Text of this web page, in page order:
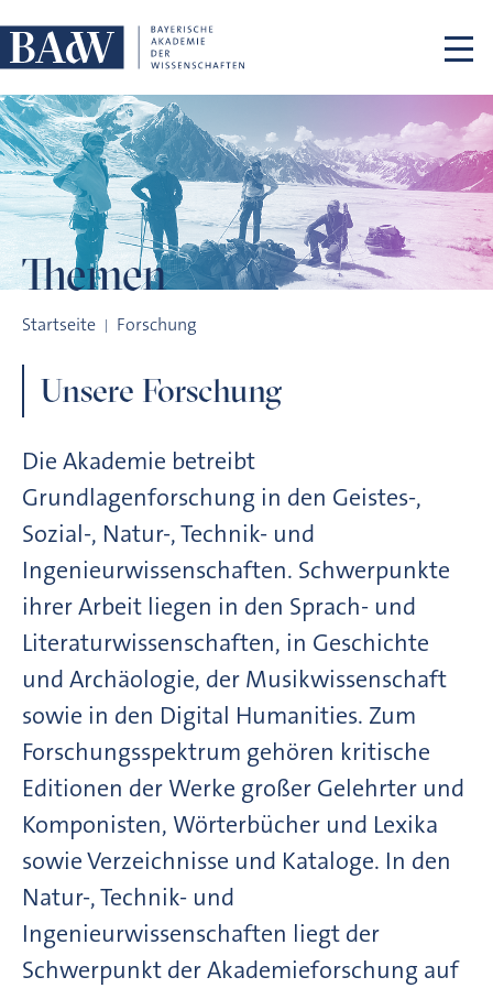
Themen
Startseite Forschung
Unsere Forschung
Die Akademie betreibt
Grundlagenforschung in den Geistes-,
Sozial-, Natur-, Technik- und
Ingenieurwissenschaften. Schwerpunkte
ihrer Arbeit liegen in den Sprach- und
Literaturwissenschaften, in Geschichte
und Archäologie, der Musikwissenschaft
sowie in den Digital Humanities. Zum
Forschungsspektrum gehören kritische
Editionen der Werke großer Gelehrter und
Komponisten, Wörterbücher und Lexika
sowie Verzeichnisse und Kataloge. In den
Natur-, Technik- und
Ingenieurwissenschaften liegt der
Schwerpunkt der Akademieforschung auf